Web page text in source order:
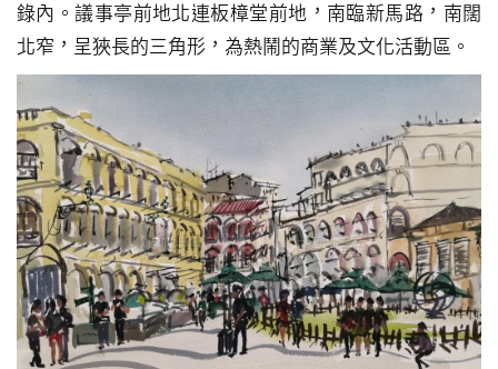
熱
搜
索
古
地
圖
媽
閣
錄內。議事亭前地北連板樟堂前地，南臨新馬路，南闊
北窄，呈狹長的三角形，為熱鬧的商業及文化活動區。